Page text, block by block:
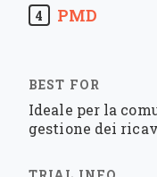
4 PMD
Ideale per la
gestione dei